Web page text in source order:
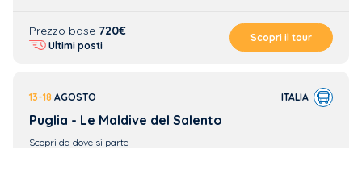
Prezzo base 720€
Ultimi posti
Scopri il tour
13-18 AGOSTO ITALIA
Puglia - Le Maldive del Salento
Scopri da dove si parte